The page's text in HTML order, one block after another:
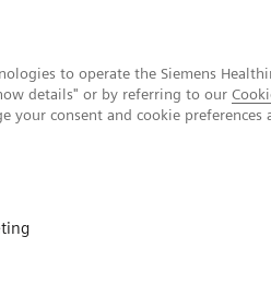
to operate the Siemens
details" or by referring to our
consent and cookie